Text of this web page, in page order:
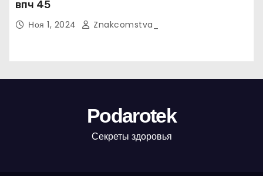
впч 45
Ноя 1, 2024 Znakcomstva_
Podarotek
Секреты здоровья